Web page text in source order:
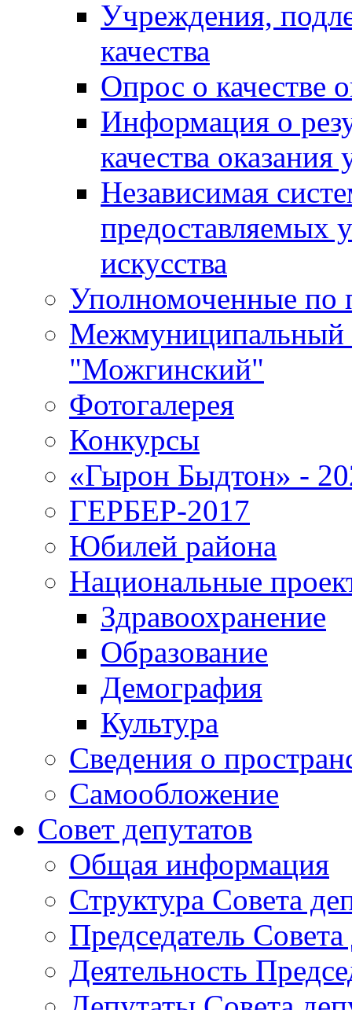
Учреждения,
качества
Опрос о качестве
Информация о
качества оказания
Независимая
предоставляемых
искусства
Уполномоченные по
Межмуниципальный
"Можгинский"
Фотогалерея
Конкурсы
«Гырон Быдтон» -
ГЕРБЕР-2017
Юбилей района
Национальные
Здравоохранение
Образование
Демография
Культура
Сведения о
Самообложение
Совет депутатов
Общая информация
Структура Совета
Председатель Совета
Деятельность